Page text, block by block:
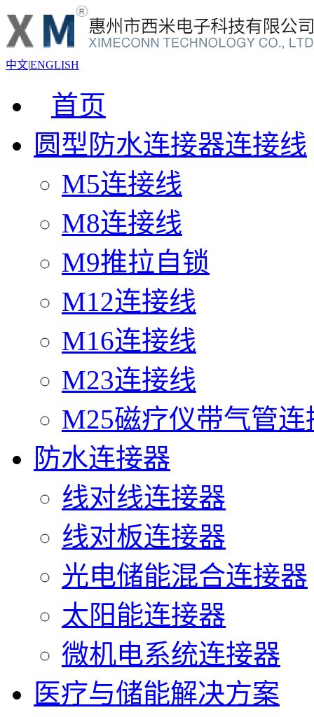
中文|ENGLISH
首页
圆型防水连接器连接线
M5连接线
M8连接线
M9推拉自锁
M12连接线
M16连接线
M23连接线
M25磁疗仪带气管连
防水连接器
线对线连接器
线对板连接器
光电储能混合连接器
太阳能连接器
微机电系统连接器
医疗与储能解决方案